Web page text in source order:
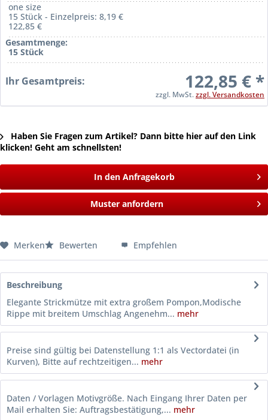
one size
15 Stück - Einzelpreis: 8,19 €
122,85 €
Gesamtmenge:
15 Stück
Ihr Gesamtpreis: 122,85 € *
zzgl. MwSt.zzgl. Versandkosten
Haben Sie Fragen zum Artikel? Dann bitte hier auf den Link
klicken! Geht am schnellsten!
In den Anfragekorb
Muster anfordern
Merken Bewerten Empfehlen
Beschreibung
Elegante Strickmütze mit extra großem Pompon,Modische
Rippe mit breitem Umschlag Angenehm... mehr
Preise sind gültig bei Datenstellung 1:1 als Vectordatei (in
Kurven), Bitte auf rechtzeitigen... mehr
Daten / Vorlagen Motivgröße. Nach Eingang Ihrer Daten per
Mail erhalten Sie: Auftragsbestätigung,... mehr